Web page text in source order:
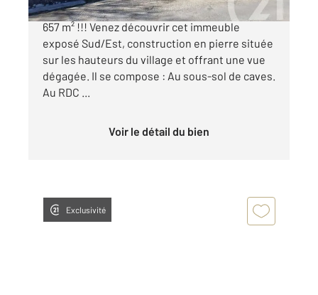
Gros potentiel pour cet Immeuble à rénover de
657 m² !!! Venez découvrir cet immeuble
exposé Sud/Est, construction en pierre située
sur les hauteurs du village et offrant une vue
dégagée. Il se compose : Au sous-sol de caves.
Au RDC ...
Voir le détail du bien
Exclusivité